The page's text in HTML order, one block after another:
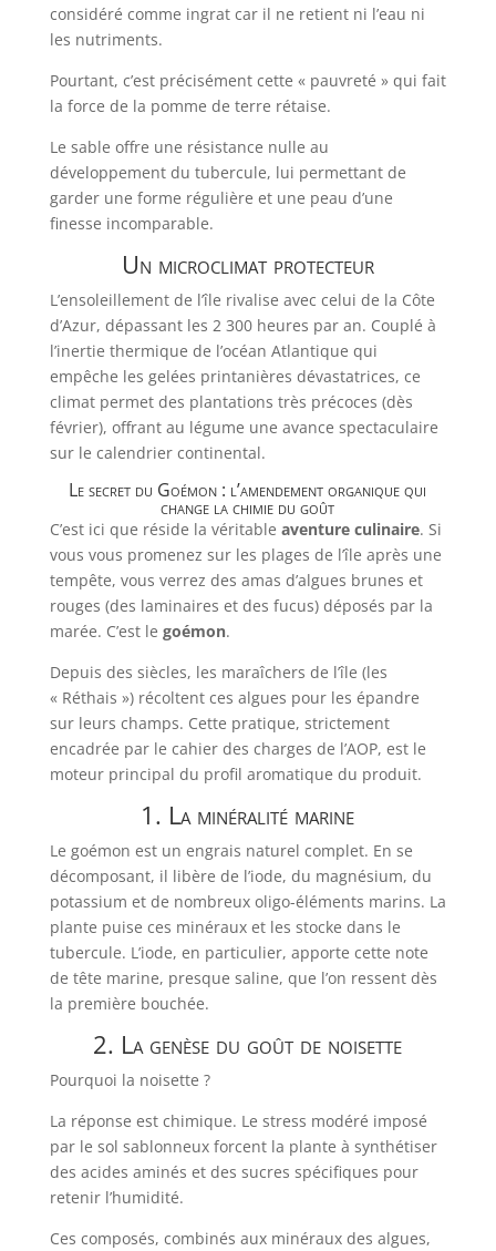
considéré comme ingrat car il ne retient ni l’eau ni
les nutriments.
Pourtant, c’est précisément cette « pauvreté » qui fait
la force de la pomme de terre rétaise.
Le sable offre une résistance nulle au
développement du tubercule, lui permettant de
garder une forme régulière et une peau d’une
finesse incomparable.
Un microclimat protecteur
L’ensoleillement de l’île rivalise avec celui de la Côte
d’Azur, dépassant les 2 300 heures par an. Couplé à
l’inertie thermique de l’océan Atlantique qui
empêche les gelées printanières dévastatrices, ce
climat permet des plantations très précoces (dès
février), offrant au légume une avance spectaculaire
sur le calendrier continental.
Le secret du Goémon : l’amendement organique qui
change la chimie du goût
C’est ici que réside la véritable aventure culinaire. Si
vous vous promenez sur les plages de l’île après une
tempête, vous verrez des amas d’algues brunes et
rouges (des laminaires et des fucus) déposés par la
marée. C’est le goémon.
Depuis des siècles, les maraîchers de l’île (les
« Réthais ») récoltent ces algues pour les épandre
sur leurs champs. Cette pratique, strictement
encadrée par le cahier des charges de l’AOP, est le
moteur principal du profil aromatique du produit.
1. La minéralité marine
Le goémon est un engrais naturel complet. En se
décomposant, il libère de l’iode, du magnésium, du
potassium et de nombreux oligo-éléments marins. La
plante puise ces minéraux et les stocke dans le
tubercule. L’iode, en particulier, apporte cette note
de tête marine, presque saline, que l’on ressent dès
la première bouchée.
2. La genèse du goût de noisette
Pourquoi la noisette ?
La réponse est chimique. Le stress modéré imposé
par le sol sablonneux forcent la plante à synthétiser
des acides aminés et des sucres spécifiques pour
retenir l’humidité.
Ces composés, combinés aux minéraux des algues,